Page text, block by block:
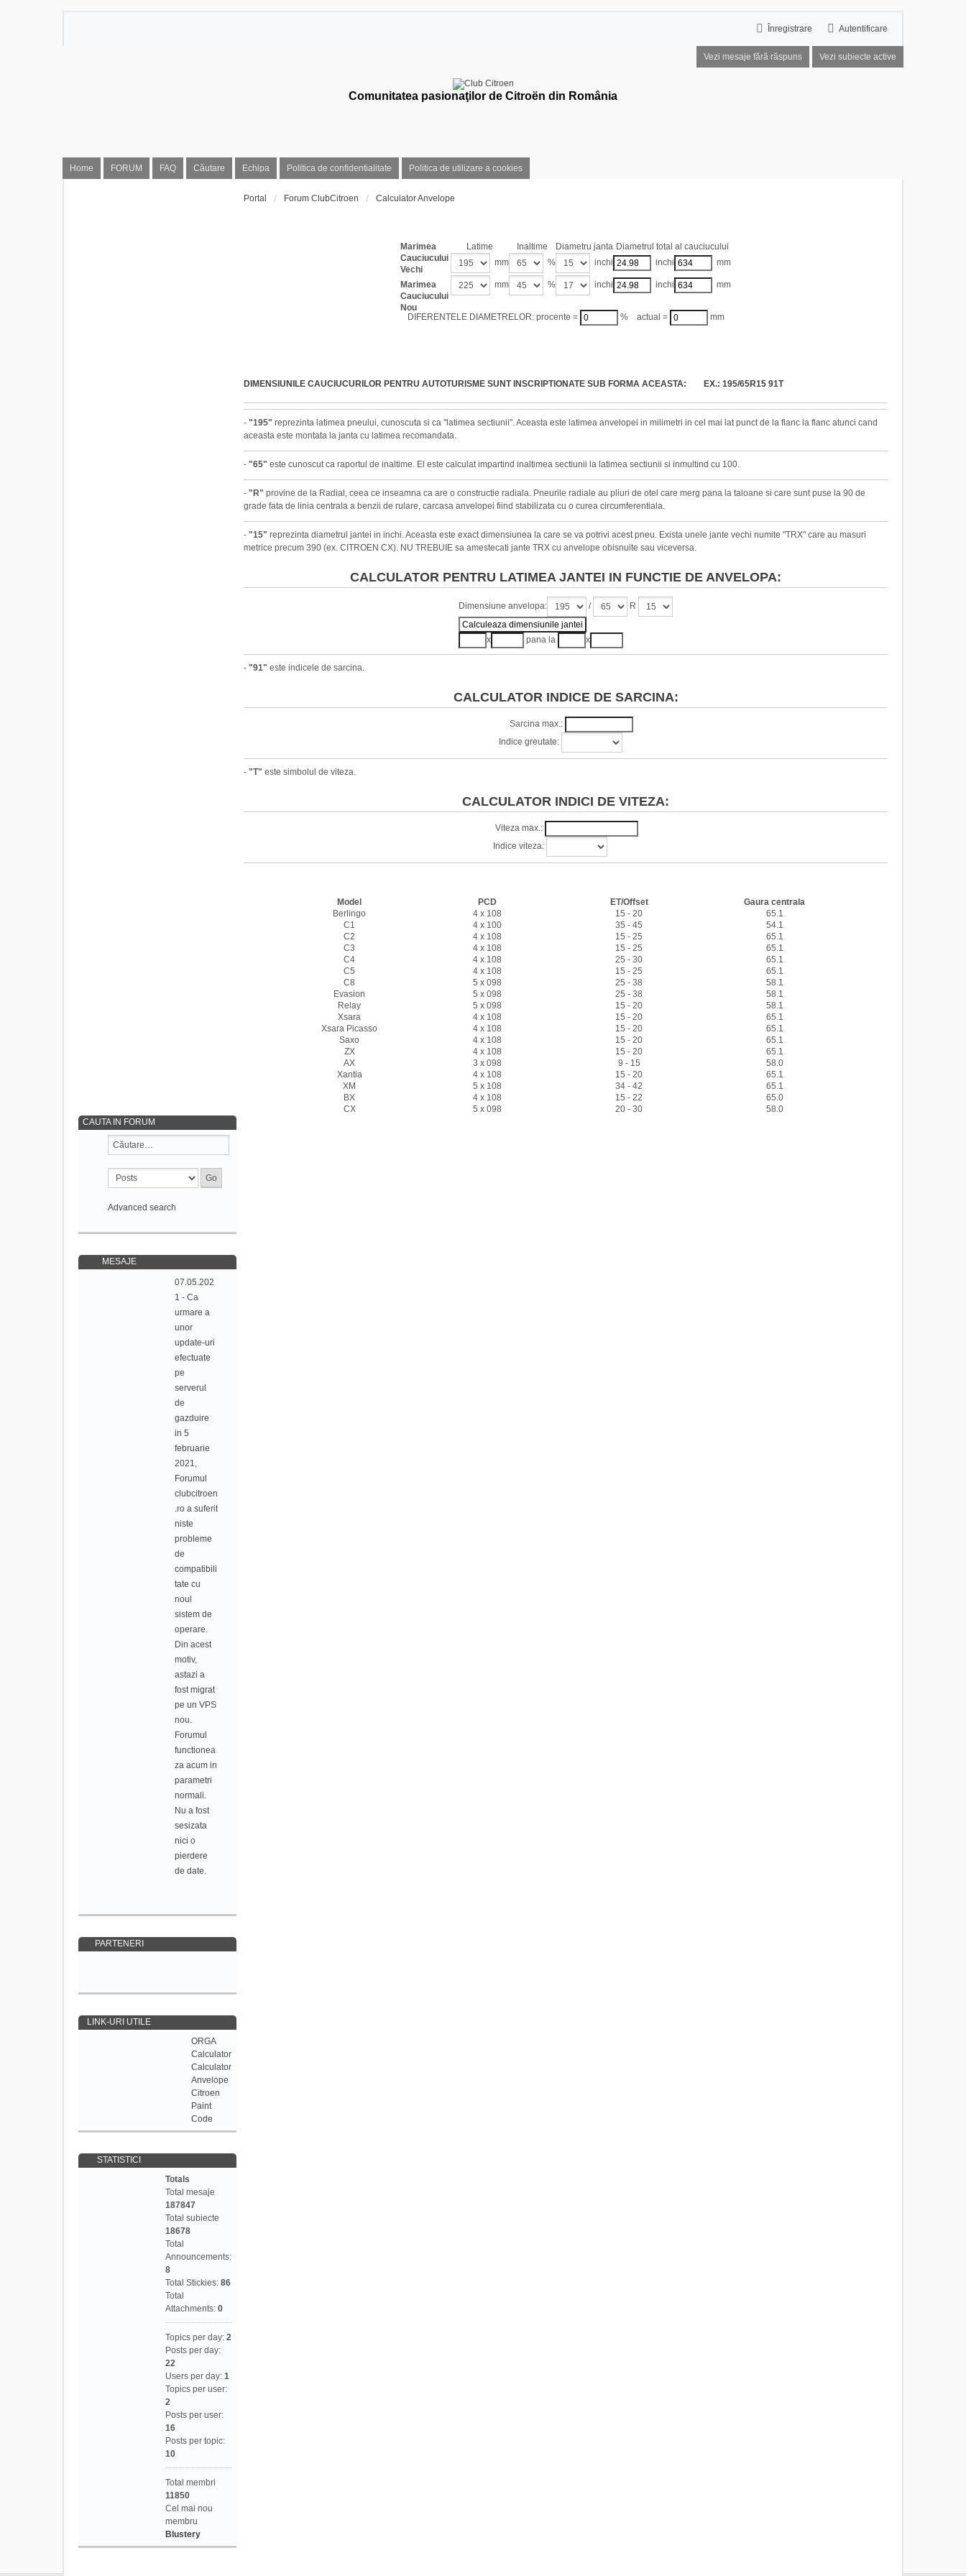
Autentificare
Înregistrare
Vezi mesaje fără răspuns Vezi subiecte active
Home FORUM FAQ Căutare Echipa Politica de confidentialitate Politica de utilizare a cookies
Comunitatea pasionaţilor de Citroën din România
Portal Forum ClubCitroen Calculator Anvelope
Marimea
Cauciucului
Vechi
Latime Inaltime Diametru janta Diametrul total al cauciucului
mm
% inchi inchi mm
Marimea
Cauciucului
Nou
mm % inchi inchi mm
DIFERENTELE DIAMETRELOR: procente = % actual = mm
DIMENSIUNILE CAUCIUCURILOR PENTRU AUTOTURISME SUNT INSCRIPTIONATE SUB FORMA ACEASTA: EX.: 195/65R15 91T
- "195" reprezinta latimea pneului, cunoscuta si ca "latimea sectiunii". Aceasta este latimea anvelopei in milimetri in cel mai lat punct de la flanc la flanc atunci cand
aceasta este montata la janta cu latimea recomandata.
- "65" este cunoscut ca raportul de inaltime. El este calculat impartind inaltimea sectiunii la latimea sectiunii si inmultind cu 100.
- "R" provine de la Radial, ceea ce inseamna ca are o constructie radiala. Pneurile radiale au pliuri de otel care merg pana la taloane si care sunt puse la 90 de
grade fata de linia centrala a benzii de rulare, carcasa anvelopei fiind stabilizata cu o curea circumferentiala.
- "15" reprezinta diametrul jantei in inchi. Aceasta este exact dimensiunea la care se va potrivi acest pneu. Exista unele jante vechi numite "TRX" care au masuri
metrice precum 390 (ex. CITROEN CX). NU TREBUIE sa amestecati jante TRX cu anvelope obisnuite sau viceversa.
CALCULATOR PENTRU LATIMEA JANTEI IN FUNCTIE DE ANVELOPA:
Dimensiune anvelopa: / R
x pana la x
- "91" este indicele de sarcina.
CALCULATOR INDICE DE SARCINA:
Sarcina max.:
Indice greutate:
- "T" este simbolul de viteza.
CALCULATOR INDICI DE VITEZA:
Viteza max.:
Indice viteza:
Model PCD ET/Offset
Gaura centrala
Berlingo
4 x 108 15 - 20
65.1
C1
4 x 100 35 - 45
54.1
C2
4 x 108 15 - 25
65.1
C3
4 x 108 15 - 25
65.1
C4
4 x 108 25 - 30
65.1
C5
4 x 108 15 - 25
65.1
C8
5 x 098 25 - 38
58.1
Evasion
5 x 098 25 - 38
58.1
Relay
5 x 098 15 - 20
58.1
Xsara
4 x 108 15 - 20
65.1
Xsara Picasso
4 x 108 15 - 20
65.1
Saxo
4 x 108 15 - 20
65.1
ZX
4 x 108 15 - 20
65.1
AX
3 x 098 9 - 15
58.0
Xantia
4 x 108 15 - 20
65.1
XM
5 x 108 34 - 42
65.1
BX
4 x 108 15 - 22
65.0
CX
5 x 098 20 - 30
58.0
CAUTA IN FORUM
Advanced search
MESAJE
07.05.202
1 - Ca
urmare a
unor
update-uri
efectuate
pe
serverul
de
gazduire
in 5
februarie
2021,
Forumul
clubcitroen
.ro a suferit
niste
probleme
de
compatibili
tate cu
noul
sistem de
operare.
Din acest
motiv,
astazi a
fost migrat
pe un VPS
nou.
Forumul
functionea
za acum in
parametri
normali.
Nu a fost
sesizata
nici o
pierdere
de date.
PARTENERI
LINK-URI UTILE
ORGA
Calculator
Calculator
Anvelope
Citroen
Paint
Code
STATISTICI
Totals
Total mesaje
187847
Total subiecte
18678
Total
Announcements:
8
Total Stickies: 86
Total
Attachments: 0
Topics per day: 2
Posts per day:
22
Users per day: 1
Topics per user:
2
Posts per user:
16
Posts per topic:
10
Total membri
11850
Cel mai nou
membru
Blustery